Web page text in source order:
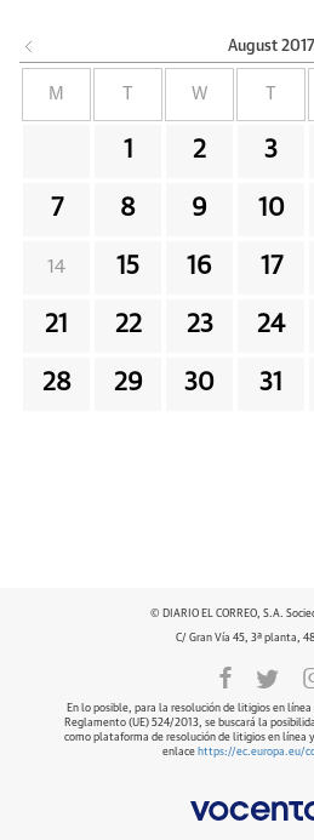
August 2017
M W
1 2 3
7 8 9 10
14 15 16 17
21 22 23 24
28 29 30 31
© DIARIO EL CORREO, S.A.
C/ Gran Vía 45, 3ª planta,
En lo posible, para la resolución de litigios en
Reglamento (UE) 524/2013, se buscará la
como plataforma de resolución de litigios en línea
enlace https://ec.europa.eu/